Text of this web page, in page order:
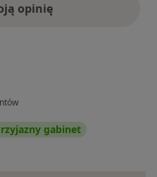
opinię
gabinet